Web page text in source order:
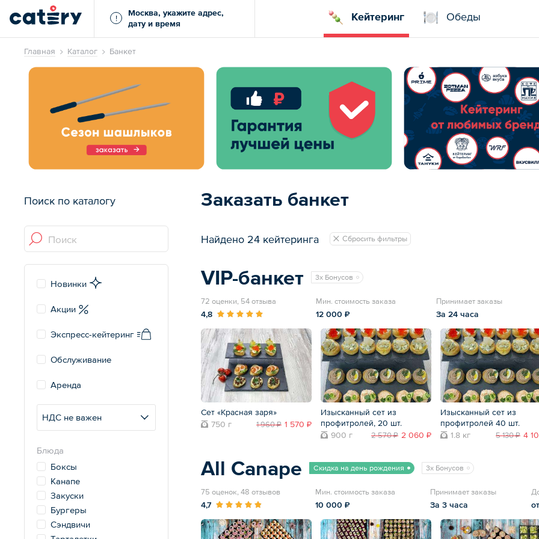
!
Москва, укажите адрес,
дату и время
Кейтеринг Обеды
Главная Каталог Банкет
Поиск по каталогу
Новинки
Акции
Экспресс-кейтеринг
Обслуживание
Аренда
НДС не важен
Блюда
Боксы
Канапе
Закуски
Бургеры
Сэндвичи
Заказать банкет
Найдено 24 кейтеринга Сбросить фильтры
VIP-банкет 3x Бонусов
72 оценки, 54 отзыва
4,8
Мин. стоимость заказа
12 000 ₽
Принимает заказы
За 24 часа
Сет «Красная заря»
750 г
1 960 ₽ 1 570 ₽
Изысканный сет из
профитролей, 20 шт.
900 г
2 570 ₽ 2 060 ₽
Изысканный сет из
профитролей 40 шт.
1.8 кг
5 130 ₽ 4
All Canape Скидка на день рождения 3x Бонусов
75 оценок, 48 отзывов
4,7
Мин. стоимость заказа
10 000 ₽
Принимает заказы
За 3 часа